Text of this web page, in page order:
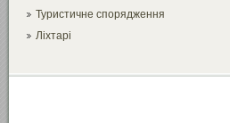
Туристичне спорядження
Ліхтарі